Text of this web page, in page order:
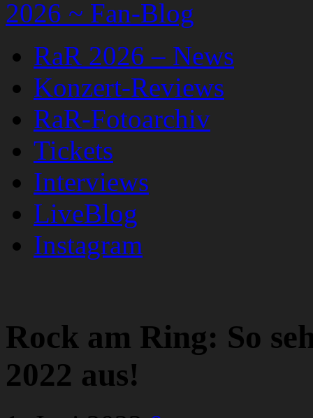
RaR 2026 – News
Konzert-Reviews
RaR-Fotoarchiv
Tickets
Interviews
LiveBlog
Instagram
Rock am Ring: So
2022 aus!